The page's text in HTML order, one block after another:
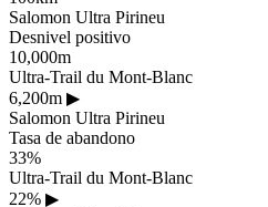
Salomon Ultra Pirineu
Desnivel positivo
10,000m
Ultra-Trail du Mont-Blanc
6,200m ▶
Salomon Ultra Pirineu
Tasa de abandono
33%
Ultra-Trail du Mont-Blanc
22% ▶